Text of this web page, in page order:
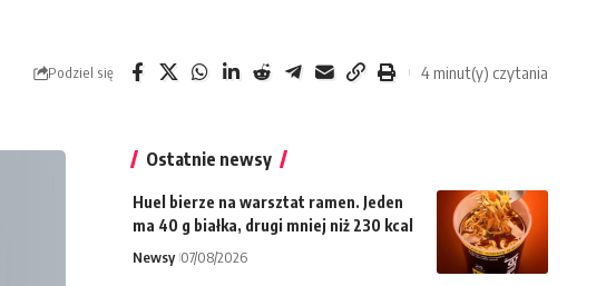
Podziel się 4 minut(y) czytania
Ostatnie newsy
Huel bierze na warsztat ramen. Jeden
ma 40 g białka, drugi mniej niż 230 kcal
Newsy 07/08/2026